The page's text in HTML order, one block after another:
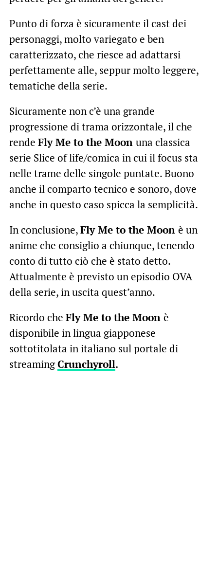
Punto di forza è sicuramente il cast dei
personaggi, molto variegato e ben
caratterizzato, che riesce ad adattarsi
perfettamente alle, seppur molto leggere,
tematiche della serie.
Sicuramente non c’è una grande
progressione di trama orizzontale, il che
rende Fly Me to the Moon una classica
serie Slice of life/comica in cui il focus sta
nelle trame delle singole puntate. Buono
anche il comparto tecnico e sonoro, dove
anche in questo caso spicca la semplicità.
In conclusione,Fly Me to the Moon è un
anime che consiglio a chiunque, tenendo
conto di tutto ciò che è stato detto.
Attualmente è previsto un episodio OVA
della serie, in uscita quest’anno.
Ricordo che Fly Me to the Moon è
disponibile in lingua giapponese
sottotitolata in italiano sul portale di
streamingCrunchyroll.